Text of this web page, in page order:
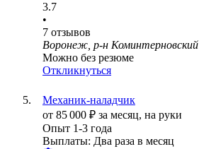
3.7
•
7 отзывов
Воронеж, р-н Коминтерновский
Можно без резюме
Откликнуться
Механик-наладчик
от 85 000 ₽ за месяц, на руки
Опыт 1-3 года
Выплаты: Два раза в месяц